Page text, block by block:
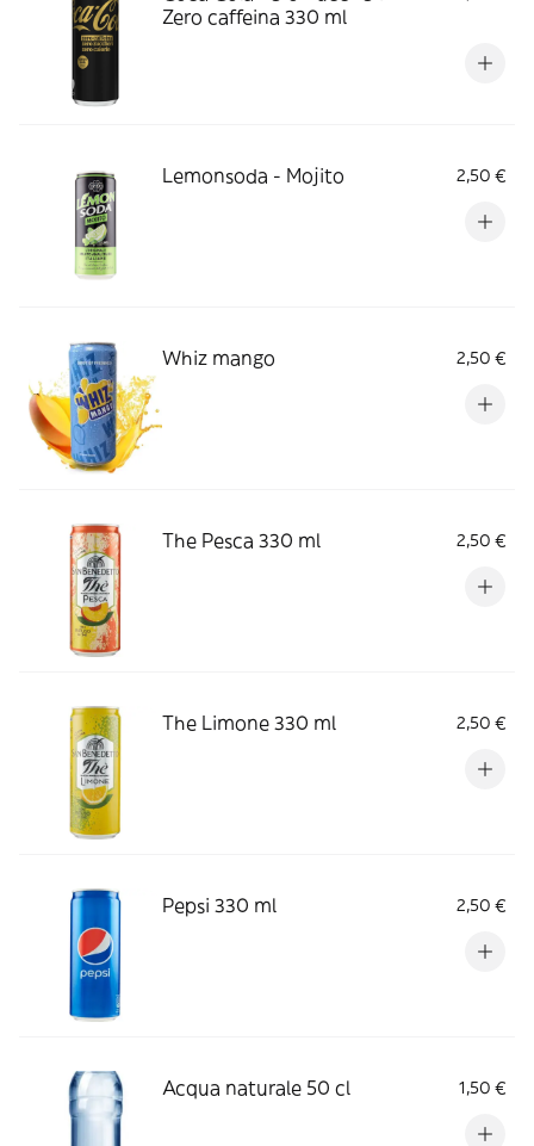
Zero caffeina 330 ml
Lemonsoda - Mojito 2,50 €
Whiz mango 2,50 €
The Pesca 330 ml 2,50 €
The Limone 330 ml 2,50 €
Pepsi 330 ml 2,50 €
Acqua naturale 50 cl 1,50 €